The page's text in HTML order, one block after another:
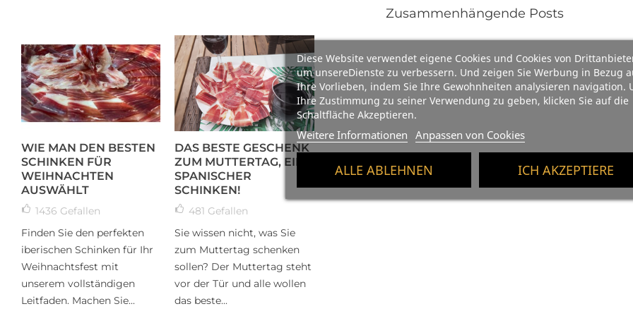
Diese Website verwendet eigene Cookies und Cookies von
um unsereDienste zu verbessern. Und zeigen Sie Werbung in Bezug
Ihre Vorlieben, indem Sie Ihre Gewohnheiten analysieren navigation.
Ihre Zustimmung zu seiner Verwendung zu geben, klicken Sie auf die
Schaltfläche Akzeptieren.
Weitere Informationen Anpassen von Cookies
ALLE ABLEHNEN ICH AKZEPTIERE
Zusammenhängende Posts
WIE MAN DEN BESTEN
SCHINKEN FÜR
WEIHNACHTEN
AUSWÄHLT
1436 Gefallen
Finden Sie den perfekten
iberischen Schinken für Ihr
Weihnachtsfest mit
unserem vollständigen
Leitfaden. Machen Sie...
DAS BESTE GESCHENK
ZUM MUTTERTAG, EIN
SPANISCHER
SCHINKEN!
481 Gefallen
Sie wissen nicht, was Sie
zum Muttertag schenken
sollen? Der Muttertag steht
vor der Tür und alle wollen
das beste...